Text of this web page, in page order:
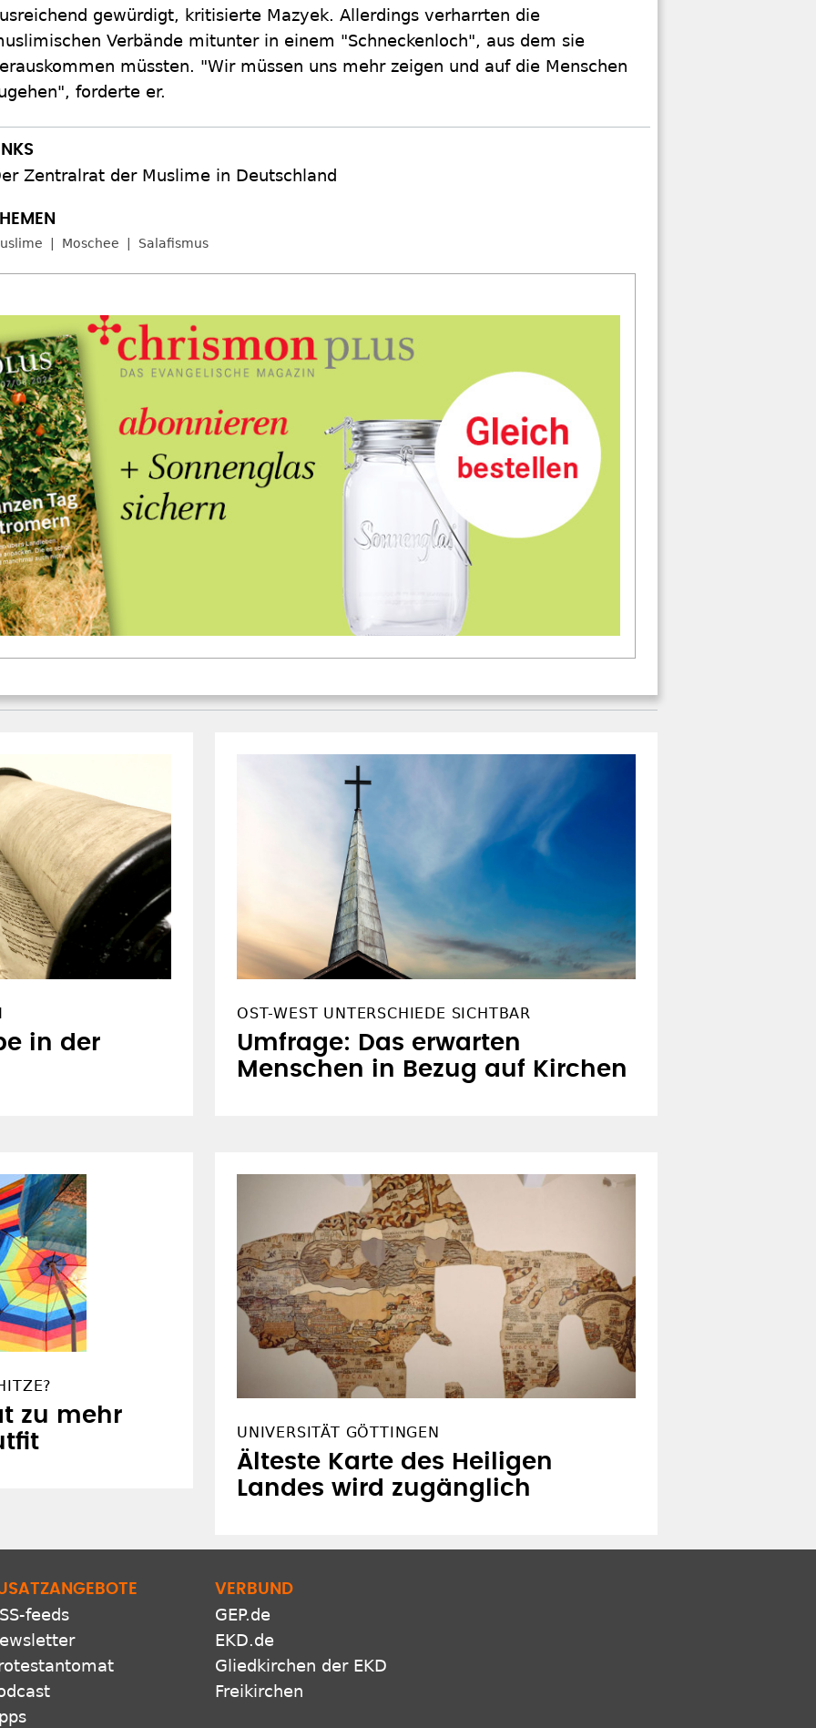
gewürdigt, kritisierte Mazyek. Allerdings verharrten die
Verbände mitunter in einem "Schneckenloch", aus dem sie
müssten. "Wir müssen uns mehr zeigen und auf die Menschen
forderte er.
Zentralrat der Muslime in Deutschland
Moschee Salafismus
in der
OST-WEST UNTERSCHIEDE SICHTBAR
Umfrage: Das erwarten
Menschen in Bezug auf Kirchen
zu mehr
UNIVERSITÄT GÖTTINGEN
Älteste Karte des Heiligen
Landes wird zugänglich
feeds
VERBUND
GEP.de
EKD.de
Gliedkirchen der EKD
Freikirchen